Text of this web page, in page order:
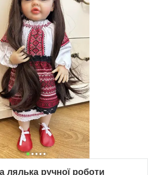
лялька ручної роботи